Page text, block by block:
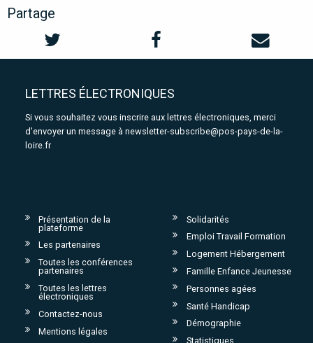
Partage
LETTRES ÉLECTRONIQUES
Si vous souhaitez vous inscrire aux lettres électroniques, merci
d'envoyer un message à newsletter-subscribe@pos-pays-de-la-
loire.fr
Présentation de la
plateforme
Les partenaires
Toutes les conférences
partenaires
Toutes les lettres
électroniques
Contactez-nous
Mentions légales
Solidarités
Emploi Travail Formation
Logement Hébergement
Famille Enfance Jeunesse
Personnes agées
Santé Handicap
Démographie
Statistiques